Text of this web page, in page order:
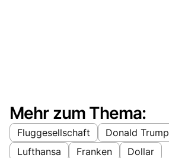
Mehr zum Thema:
Fluggesellschaft
Donald Trump
Lufthansa
Franken Dollar